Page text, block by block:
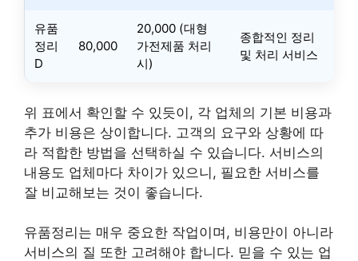
유품
정리
D
80,000
20,000 (대형
가전제품 처리
시)
종합적인 정리
및 처리 서비스
위 표에서 확인할 수 있듯이, 각 업체의 기본 비용과
추가 비용은 상이합니다. 고객의 요구와 상황에 따
라 적합한 방법을 선택하실 수 있습니다. 서비스의
내용도 업체마다 차이가 있으니, 필요한 서비스를
잘 비교해보는 것이 좋습니다.
유품정리는 매우 중요한 작업이며, 비용만이 아니라
서비스의 질 또한 고려해야 합니다. 믿을 수 있는 업